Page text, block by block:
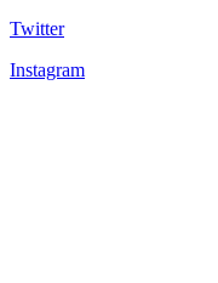
Twitter
Instagram